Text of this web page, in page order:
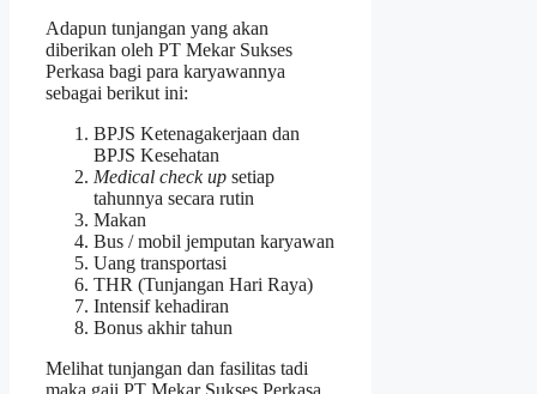
Adapun tunjangan yang akan
diberikan oleh PT Mekar Sukses
Perkasa bagi para karyawannya
sebagai berikut ini:
BPJS Ketenagakerjaan dan
BPJS Kesehatan
Medical check up setiap
tahunnya secara rutin
Makan
Bus / mobil jemputan karyawan
Uang transportasi
THR (Tunjangan Hari Raya)
Intensif kehadiran
Bonus akhir tahun
Melihat tunjangan dan fasilitas tadi